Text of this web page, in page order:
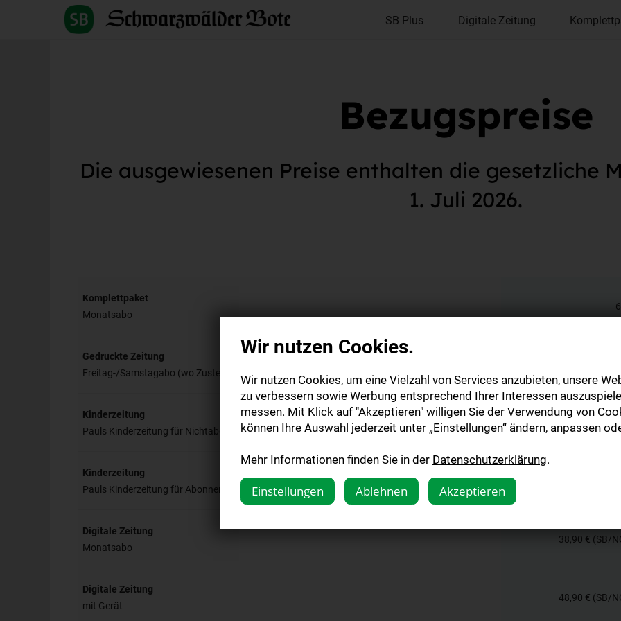
SB Plus Digitale Zeitung
Bezugspreise
Die ausgewiesenen Preise enthalten die gesetzliche
1. Juli 2026.
Komplettpaket
Monatsabo
Gedruckte Zeitung
Freitag-/Samstagabo (wo Zustellung per Träger möglich)
Kinderzeitung
Pauls Kinderzeitung für Nichtabonnenten
Kinderzeitung
Pauls Kinderzeitung für Abonnenten
Digitale Zeitung
Monatsabo
38,90 € (SB/
Digitale Zeitung
mit Gerät
48,90 € (SB/
Wir nutzen Cookies.
Wir nutzen Cookies, um eine Vielzahl von Services anzubieten, unsere
zu verbessern sowie Werbung entsprechend Ihrer Interessen
messen. Mit Klick auf "Akzeptieren" willigen Sie der Verwendung von
können Ihre Auswahl jederzeit unter „Einstellungen“ ändern, anpassen
Mehr Informationen finden Sie in der Datenschutzerklärung.
Einstellungen
Ablehnen Akzeptieren